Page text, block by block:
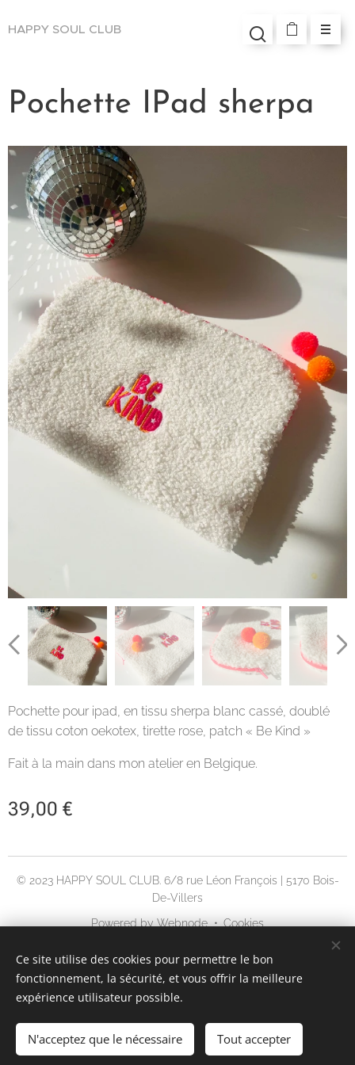
HAPPY SOUL CLUB
Pochette IPad sherpa
Pochette pour ipad, en tissu sherpa blanc cassé, doublé
de tissu coton oekotex, tirette rose, patch « Be Kind »
Fait à la main dans mon atelier en Belgique.
39,00 €
AJOUTER AU PANIER
© 2023 HAPPY SOUL CLUB. 6/8 rue Léon François | 5170 Bois-
De-Villers
Powered by Webnode Cookies
Langues
English
Français
Ce site utilise des cookies pour permettre le bon
fonctionnement, la sécurité, et vous offrir la meilleure
expérience utilisateur possible.
N'acceptez que le nécessaire Tout accepter